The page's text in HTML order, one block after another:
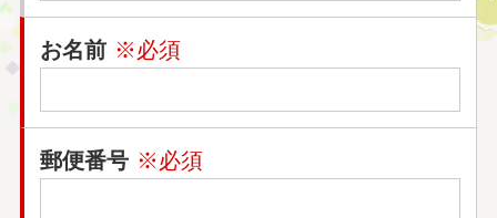
お名前 ※必須
郵便番号 ※必須